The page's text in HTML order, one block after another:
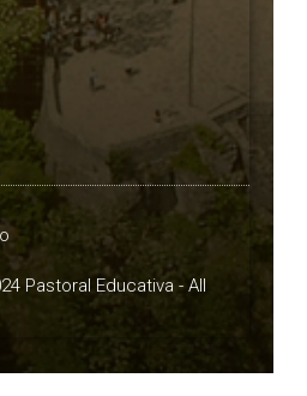
Pastoral Educativa - All